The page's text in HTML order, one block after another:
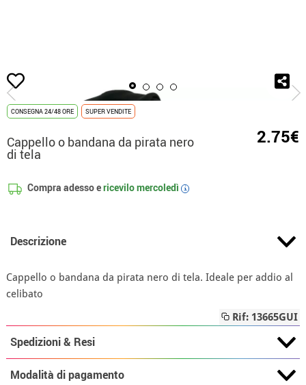
Inizio Cappello o bandana da pirata nero di
CONSEGNA 24/48 ORE SUPER VENDITE
Cappello o bandana da pirata nero
di tela
2.75€
Compra adesso ericevilomercoledì i
Descrizione
Cappello o bandana da pirata nero di tela. Ideale per addio al
celibato
Rif: 13665GUI
Spedizioni & Resi
Modalità di pagamento